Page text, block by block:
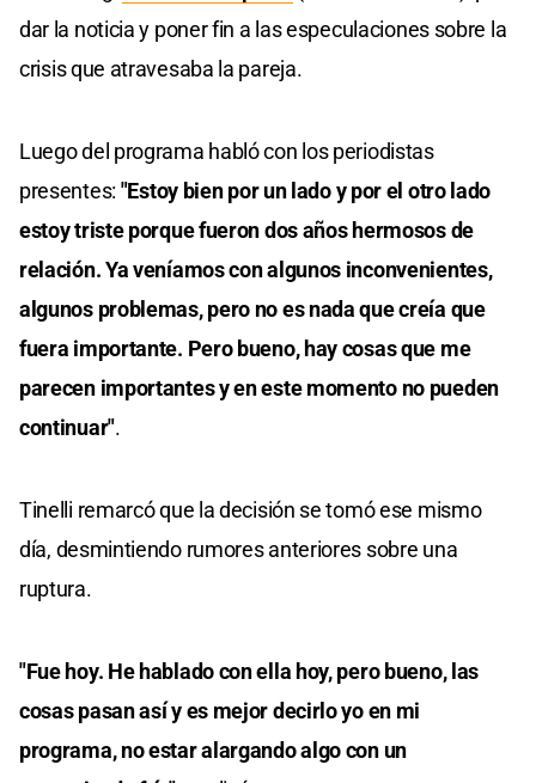
dar la noticia y poner fin a las especulaciones sobre la
crisis que atravesaba la pareja.
Luego del programa habló con los periodistas
presentes: "Estoy bien por un lado y por el otro lado
estoy triste porque fueron dos años hermosos de
relación. Ya veníamos con algunos inconvenientes,
algunos problemas, pero no es nada que creía que
fuera importante. Pero bueno, hay cosas que me
parecen importantes y en este momento no pueden
continuar".
Tinelli remarcó que la decisión se tomó ese mismo
día, desmintiendo rumores anteriores sobre una
ruptura.
"Fue hoy. He hablado con ella hoy, pero bueno, las
cosas pasan así y es mejor decirlo yo en mi
programa, no estar alargando algo con un